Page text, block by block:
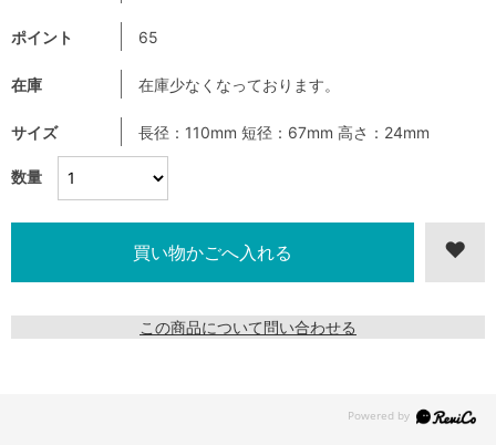
数量
ポイント 65
在庫 在庫少なくなっております。
サイズ 長径：110mm 短径：67mm 高さ：24mm
この商品について問い合わせる